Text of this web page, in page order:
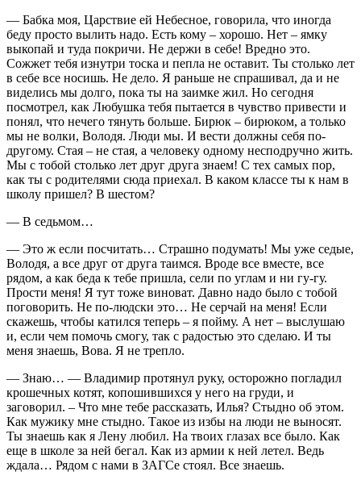
— Бабка моя, Царствие ей Небесное, говорила, что иногда
беду просто вылить надо. Есть кому – хорошо. Нет – ямку
выкопай и туда покричи. Не держи в себе! Вредно это.
Сожжет тебя изнутри тоска и пепла не оставит. Ты столько лет
в себе все носишь. Не дело. Я раньше не спрашивал, да и не
виделись мы долго, пока ты на заимке жил. Но сегодня
посмотрел, как Любушка тебя пытается в чувство привести и
понял, что нечего тянуть больше. Бирюк – бирюком, а только
мы не волки, Володя. Люди мы. И вести должны себя по-
другому. Стая – не стая, а человеку одному несподручно жить.
Мы с тобой столько лет друг друга знаем! С тех самых пор,
как ты с родителями сюда приехал. В каком классе ты к нам в
школу пришел? В шестом?
— В седьмом…
— Это ж если посчитать… Страшно подумать! Мы уже седые,
Володя, а все друг от друга таимся. Вроде все вместе, все
рядом, а как беда к тебе пришла, сели по углам и ни гу-гу.
Прости меня! Я тут тоже виноват. Давно надо было с тобой
поговорить. Не по-людски это… Не серчай на меня! Если
скажешь, чтобы катился теперь – я пойму. А нет – выслушаю
и, если чем помочь смогу, так с радостью это сделаю. И ты
меня знаешь, Вова. Я не трепло.
— Знаю… — Владимир протянул руку, осторожно погладил
крошечных котят, копошившихся у него на груди, и
заговорил. – Что мне тебе рассказать, Илья? Стыдно об этом.
Как мужику мне стыдно. Такое из избы на люди не выносят.
Ты знаешь как я Лену любил. На твоих глазах все было. Как
еще в школе за ней бегал. Как из армии к ней летел. Ведь
ждала… Рядом с нами в ЗАГСе стоял. Все знаешь.